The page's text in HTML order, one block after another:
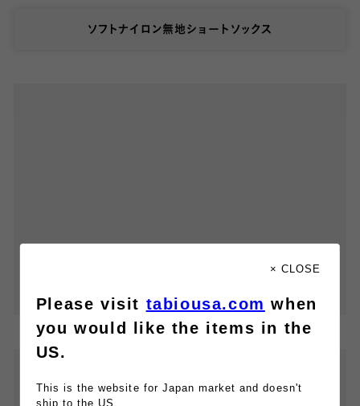
ソフトナイロン無地ショートソックス
× CLOSE
Please visit tabiousa.com when
you would like the items in the
US.
This is the website for Japan market and doesn't
ship to the US.